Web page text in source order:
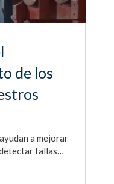
de los
a mejorar
fallas…